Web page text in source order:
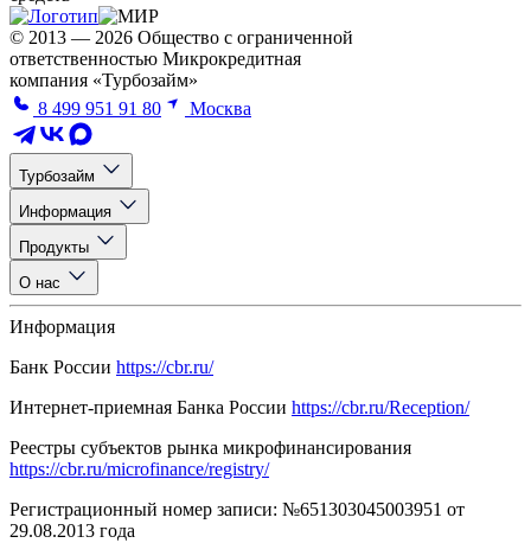
© 2013 — 2026 Общество с ограниченной
ответственностью Микрокредитная
компания «Турбозайм»
8 499 951 91 80
Москва
Турбозайм
Информация
Продукты
О нас
Информация
Банк России https://cbr.ru/
Интернет-приемная Банка России https://cbr.ru/Reception/
Реестры субъектов рынка микрофинансирования
https://cbr.ru/microfinance/registry/
Регистрационный номер записи: №651303045003951 от
29.08.2013 года